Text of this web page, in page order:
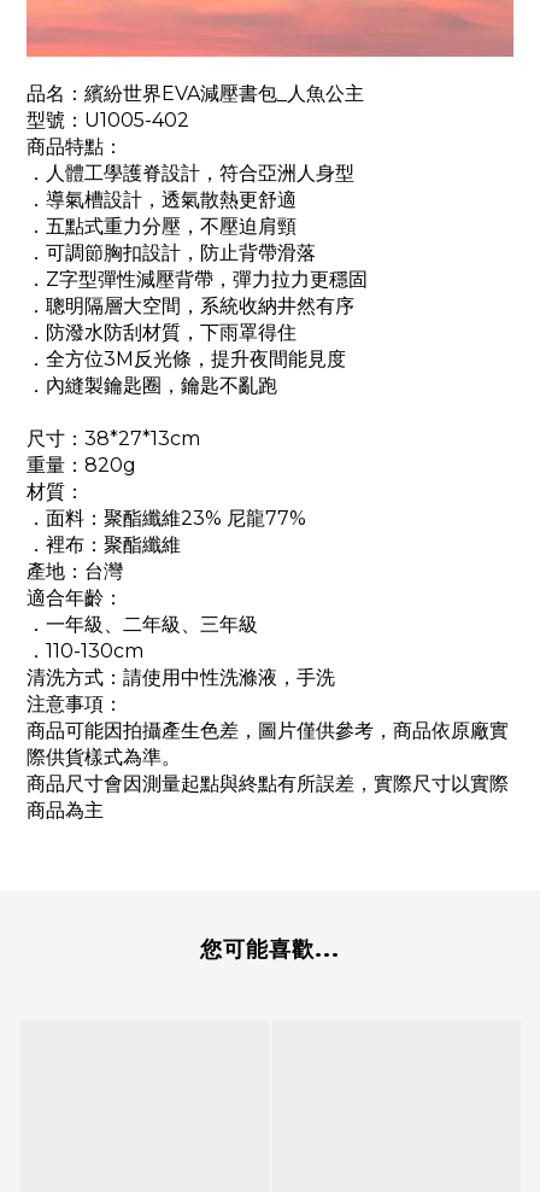
品名：繽紛世界EVA減壓書包_人魚公主
型號：U1005-402
商品特點：
．人體工學護脊設計，符合亞洲人身型
．導氣槽設計，透氣散熱更舒適
．五點式重力分壓，不壓迫肩頸
．可調節胸扣設計，防止背帶滑落
．Z字型彈性減壓背帶，彈力拉力更穩固
．聰明隔層大空間，系統收納井然有序
．防潑水防刮材質，下雨罩得住
．全方位3M反光條，提升夜間能見度
．內縫製鑰匙圈，鑰匙不亂跑
尺寸：38*27*13cm
重量：820g
材質：
．面料：聚酯纖維23% 尼龍77%
．裡布：聚酯纖維
產地：台灣
適合年齡：
．一年級、二年級、三年級
．110-130cm
清洗方式：請使用中性洗滌液，手洗
注意事項：
商品可能因拍攝產生色差，圖片僅供參考，商品依原廠實
際供貨樣式為準。
商品尺寸會因測量起點與終點有所誤差，實際尺寸以實際
商品為主
您可能喜歡...